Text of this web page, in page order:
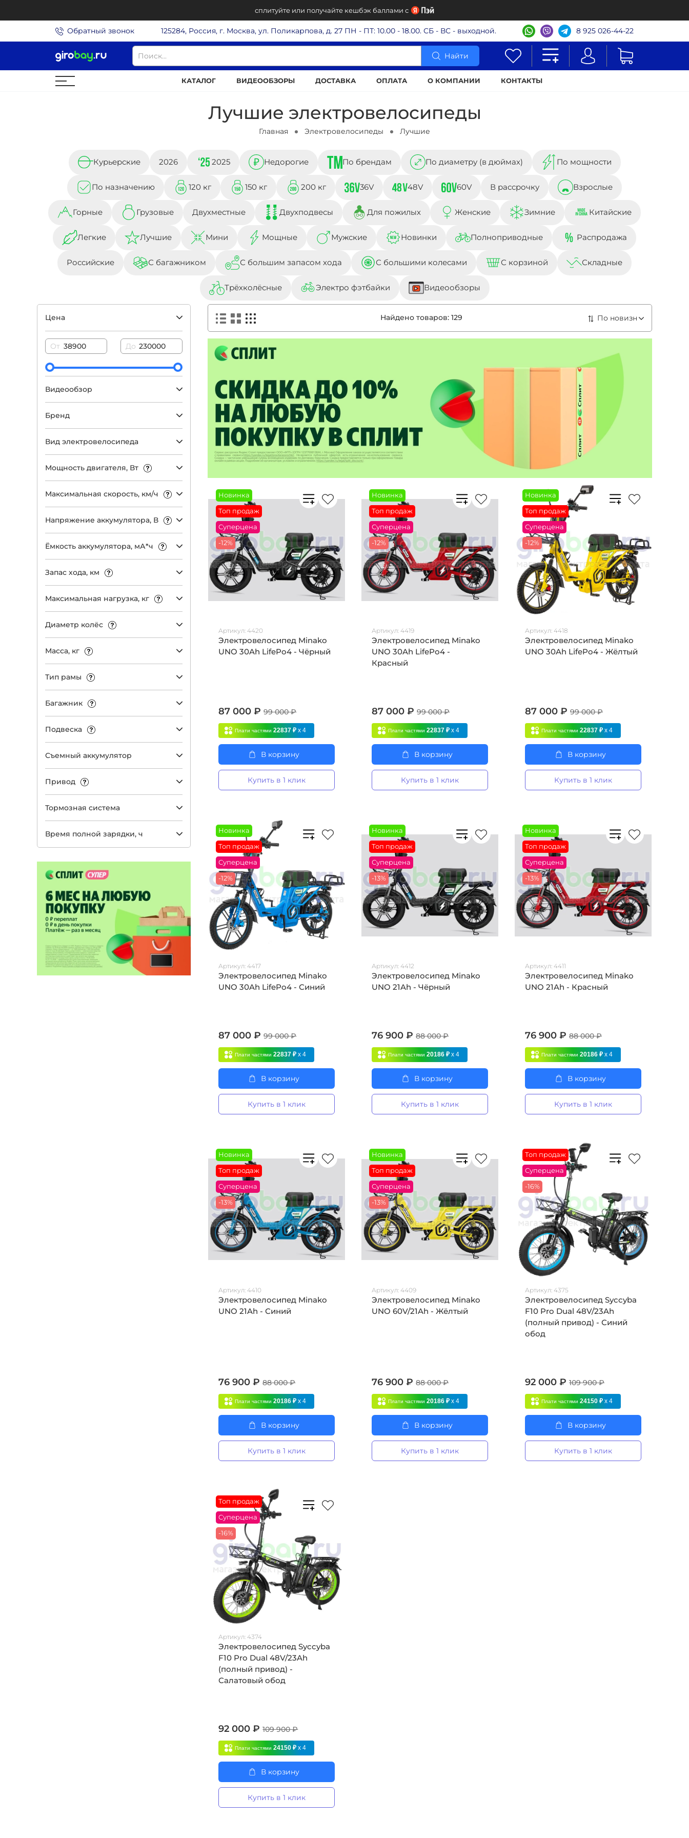
сплитуйте или получайте кешбэк баллами с
Обратный звонок 125284, Россия, г. Москва, ул. Поликарпова, д. 27 ПН - ПТ: 10.00 - 18.00. СБ - ВС - выходной. 8 925 026-44-22
Найти
КАТАЛОГ ВИДЕООБЗОРЫ ДОСТАВКА ОПЛАТА О КОМПАНИИ КОНТАКТЫ
Лучшие электровелосипеды
Главная Электровелосипеды Лучшие
Курьерские 2026 2025 Недорогие По брендам По диаметру (в дюймах) По мощности
По назначению 120 кг 150 кг 200 кг 36V 48V 60V В рассрочку Взрослые
Горные Грузовые Двухместные Двухподвесы Для пожилых Женские Зимние Китайские
Легкие Лучшие Мини Мощные Мужские Новинки Полноприводные Распродажа
Российские С багажником С большим запасом хода С большими колесами С корзиной Складные
Трёхколёсные Электро фэтбайки Видеообзоры
Найдено товаров: 129
Новинка
Топ продаж
Суперцена
-12%
Артикул:4420
Электровелосипед Minako
UNO 30Ah LifePo4 - Чёрный
87 000 ₽ 99 000 ₽
Плати частями22837 ₽ x 4
В корзину
Купить в 1 клик
Новинка
Топ продаж
Суперцена
-12%
Артикул:4419
Электровелосипед Minako
UNO 30Ah LifePo4 -
Красный
87 000 ₽ 99 000 ₽
Плати частями22837 ₽ x 4
В корзину
Купить в 1 клик
Новинка
Топ продаж
Суперцена
-12%
Артикул:4418
Электровелосипед Minako
UNO 30Ah LifePo4 - Жёлтый
87 000 ₽ 99 000 ₽
Плати частями22837 ₽ x 4
В корзину
Купить в 1 клик
Новинка
Топ продаж
Суперцена
-12%
Артикул:4417
Электровелосипед Minako
UNO 30Ah LifePo4 - Синий
87 000 ₽ 99 000 ₽
Плати частями22837 ₽ x 4
В корзину
Купить в 1 клик
Новинка
Топ продаж
Суперцена
-13%
Артикул:4412
Электровелосипед Minako
UNO 21Ah - Чёрный
76 900 ₽ 88 000 ₽
Плати частями20186 ₽ x 4
В корзину
Купить в 1 клик
Новинка
Топ продаж
Суперцена
-13%
Артикул:4411
Электровелосипед Minako
UNO 21Ah - Красный
76 900 ₽ 88 000 ₽
Плати частями20186 ₽ x 4
В корзину
Купить в 1 клик
Новинка
Топ продаж
Суперцена
-13%
Артикул:4410
Электровелосипед Minako
UNO 21Ah - Синий
76 900 ₽ 88 000 ₽
Плати частями20186 ₽ x 4
В корзину
Купить в 1 клик
Новинка
Топ продаж
Суперцена
-13%
Артикул:4409
Электровелосипед Minako
UNO 60V/21Ah - Жёлтый
76 900 ₽ 88 000 ₽
Плати частями20186 ₽ x 4
В корзину
Купить в 1 клик
Топ продаж
Суперцена
-16%
Артикул:4375
Электровелосипед Syccyba
F10 Pro Dual 48V/23Ah
(полный привод) - Синий
обод
92 000 ₽ 109 900 ₽
Плати частями24150 ₽ x 4
В корзину
Купить в 1 клик
Топ продаж
Суперцена
-16%
Артикул:4374
Электровелосипед Syccyba
F10 Pro Dual 48V/23Ah
(полный привод) -
Салатовый обод
92 000 ₽ 109 900 ₽
Плати частями24150 ₽ x 4
В корзину
Купить в 1 клик
Цена
От До
Видеообзор
Бренд
Вид электровелосипеда
Мощность двигателя, Вт
Максимальная скорость, км/ч
Напряжение аккумулятора, В
Ёмкость аккумулятора, мА*ч
Запас хода, км
Максимальная нагрузка, кг
Диаметр колёс
Масса, кг
Тип рамы
Багажник
Подвеска
Съемный аккумулятор
Привод
Тормозная система
Время полной зарядки, ч